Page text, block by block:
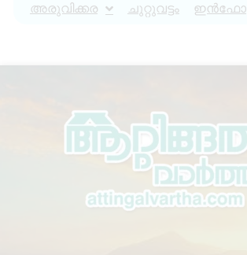
അരുവിക്കര ചുറ്റുവട്ടം ഇൻഫോ